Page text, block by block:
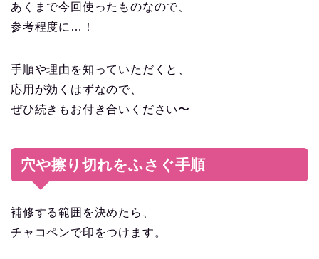
あくまで今回使ったものなので、
参考程度に…！
手順や理由を知っていただくと、
応用が効くはずなので、
ぜひ続きもお付き合いください〜
穴や擦り切れをふさぐ手順
補修する範囲を決めたら、
チャコペンで印をつけます。